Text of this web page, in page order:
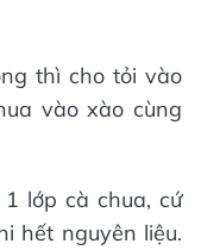
thì cho tỏi vào
vào xào cùng
lớp cà chua, cứ
hết nguyên liệu.